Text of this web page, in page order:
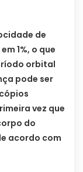
de
1%, o que
orbital
pode ser
vez que
do
acordo com